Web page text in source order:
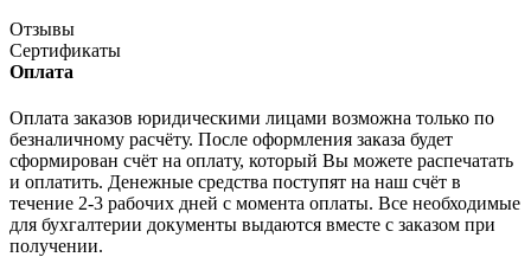
Отзывы
Сертификаты
Оплата
Оплата заказов юридическими лицами возможна только по
безналичному расчёту. После оформления заказа будет
сформирован счёт на оплату, который Вы можете распечатать
и оплатить. Денежные средства поступят на наш счёт в
течение 2-3 рабочих дней с момента оплаты. Все необходимые
для бухгалтерии документы выдаются вместе с заказом при
получении.